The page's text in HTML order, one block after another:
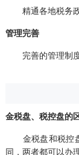
精通各地税务政
管理完善
完善的管理制度
金税盘、税控盘的
金税盘和税控盘
同，两者都可以办